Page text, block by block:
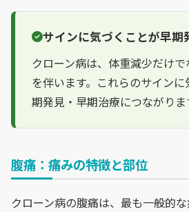
サインに気づくことが早期
クローン病は、体重減少だけ
を伴います。これらのサイン
期発見・早期治療につながりま
腹痛：痛みの特徴と部位
クローン病の腹痛は、最も一般的な